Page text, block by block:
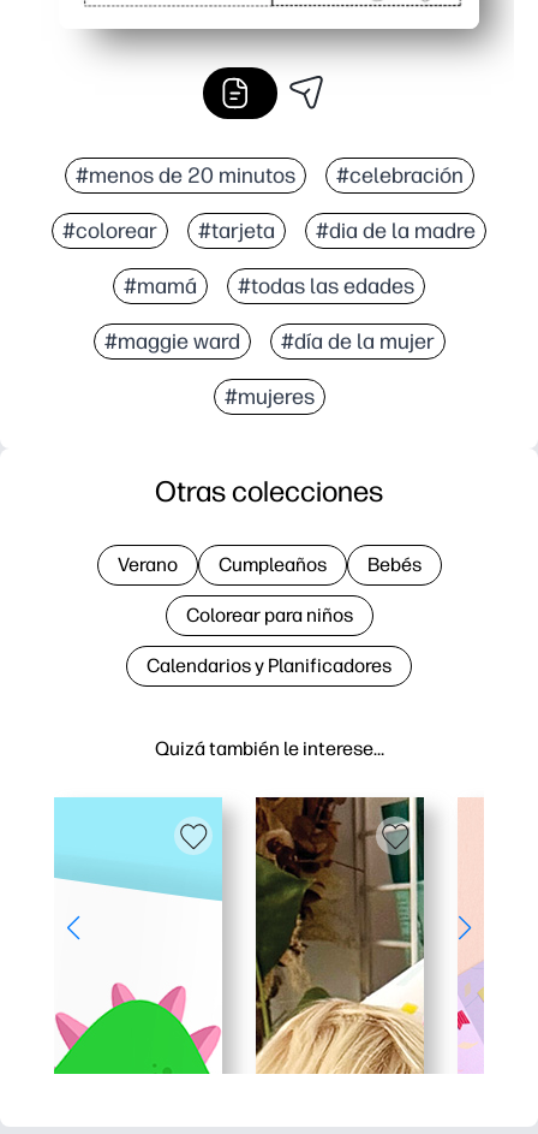
#menos de 20 minutos #celebración
#colorear #tarjeta #dia de la madre
#mamá #todas las edades
#maggie ward #día de la mujer
#mujeres
Quizá también le interese…
Otras colecciones
Verano Cumpleaños Bebés
Colorear para niños
Calendarios y Planificadores